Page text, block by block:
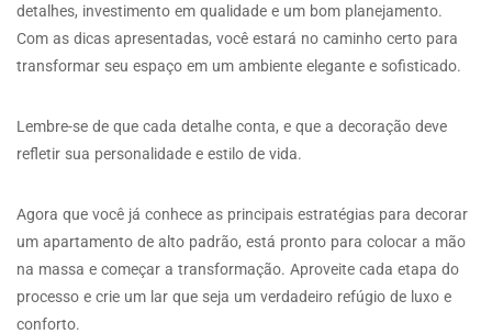
detalhes, investimento em qualidade e um bom planejamento.
Com as dicas apresentadas, você estará no caminho certo para
transformar seu espaço em um ambiente elegante e sofisticado.
Lembre-se de que cada detalhe conta, e que a decoração deve
refletir sua personalidade e estilo de vida.
Agora que você já conhece as principais estratégias para decorar
um apartamento de alto padrão, está pronto para colocar a mão
na massa e começar a transformação. Aproveite cada etapa do
processo e crie um lar que seja um verdadeiro refúgio de luxo e
conforto.